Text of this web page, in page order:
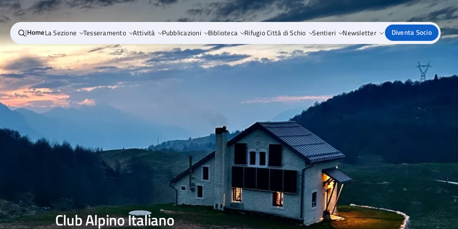
|HomeLa Sezione Tesseramento Attività Pubblicazioni Biblioteca Rifugio Città di Schio Sentieri Newsletter Diventa Socio
Club Alpino Italiano